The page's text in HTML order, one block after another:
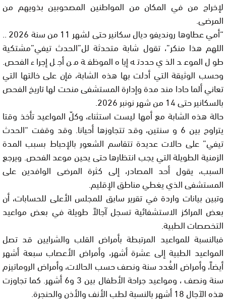
لإخراج من في المكان من المواطنين المصحوبين بذويهم من
المرضى.
“أمي عطاوها رونديفو ديال سكانير حتى لشهر 11 من سنة 2026 ..
اللهم هذا منكر”، تقول شابة متحدثة لل”الحدث تيفي”مشتكية
طول الموعد الذي حددته إياه الموظفة من أجل إجراء الفحص.
وحسب الوثيقة التي أدلت بها هذه الشابة، فإن على خالتها التي
تعاني ألما حادا مند مدة وإدارة المستشفى منحت لها تاريخ الفحص
بالسكانير حتى 14 من شهر نونبر 2026.
حالة هذه الشابة مع أمها ليست استثناء، وكلّ المواعيد تأخذ وقتا
يتراوح بين 6 و سنتين، وقد تتجاوزها أحيانا. وقد وقفت “الحدث
تيفي” على حالات عديدة تتقاسم الشعور بالإحباط بسبب المدة
الزمنية الطويلة التي يجب انتظارها حتى يحين موعد الفحص. ويرجع
السبب، يقول أحد المصادر، إلى كثرة المرضى الوافدين على
المستشفى الذي يغطي مناطق الإقليم.
وتبين بيانات واردة في تقرير سابق للمجلس الأعلى للحسابات، أن
بعض المراكز الاستشفائية تسجل آجالاً طويلة في بعض مواعيد
التخصصات الطبية.
فبالنسبة للمواعيد المرتبطة بأمراض القلب والشرايين قد تصل
المواعيد الطبية إلى عشرة أشهر، وأمراض الأعصاب سبعة أشهر
أيضاً، وأمراض الغُدد سنة ونصف حسب الحالات، وأمراض الروماتيزم
سنة ونصف ، ومواعيد جراحة الأطفال بين 3 و6 أشهر. كما تجاوزت
هذه الآجال 18 أشهر بالنسبة لطب الأنف والأذن والحنجرة.